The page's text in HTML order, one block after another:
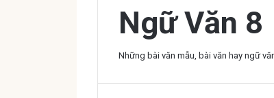
Ngữ Văn 8
Những bài văn mẫu, bài văn hay ngữ